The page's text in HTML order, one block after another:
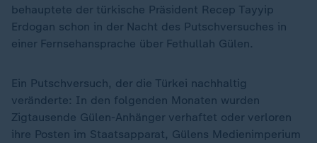
behauptete der türkische Präsident Recep Tayyip
Erdogan schon in der Nacht des Putschversuches in
einer Fernsehansprache über Fethullah Gülen.
Ein Putschversuch, der die Türkei nachhaltig
veränderte: In den folgenden Monaten wurden
Zigtausende Gülen-Anhänger verhaftet oder verloren
ihre Posten im Staatsapparat, Gülens Medienimperium